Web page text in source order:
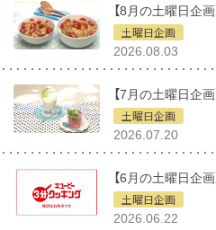
【8月の土曜日企
土曜日企画
2026.08.03
【7月の土曜日企
土曜日企画
2026.07.20
【6月の土曜日企
土曜日企画
2026.06.22